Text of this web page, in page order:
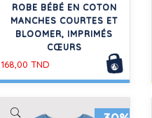
ROBE BÉBÉ EN COTON
MANCHES COURTES ET
BLOOMER, IMPRIMÉS
CŒURS
168,00 TND